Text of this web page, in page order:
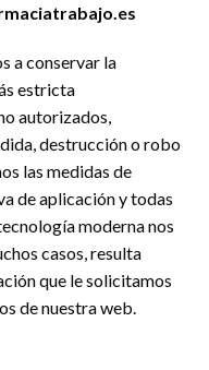
a conservar la
estricta
autorizados,
destrucción o robo
las medidas de
de aplicación y todas
moderna nos
casos, resulta
que le solicitamos
de nuestra web.